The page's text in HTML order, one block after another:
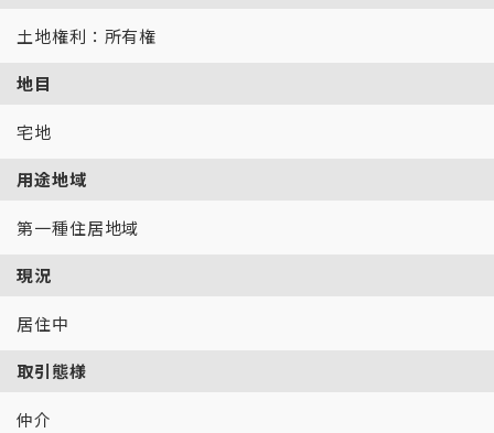
土地権利：所有権
地目
宅地
用途地域
第一種住居地域
現況
居住中
取引態様
仲介